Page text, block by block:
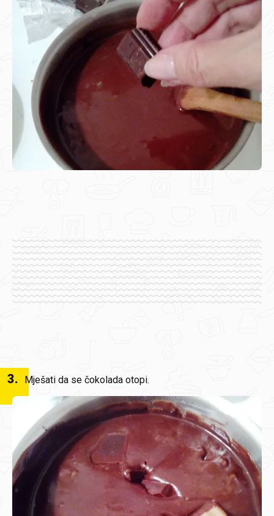
3. Mješati da se čokolada otopi.